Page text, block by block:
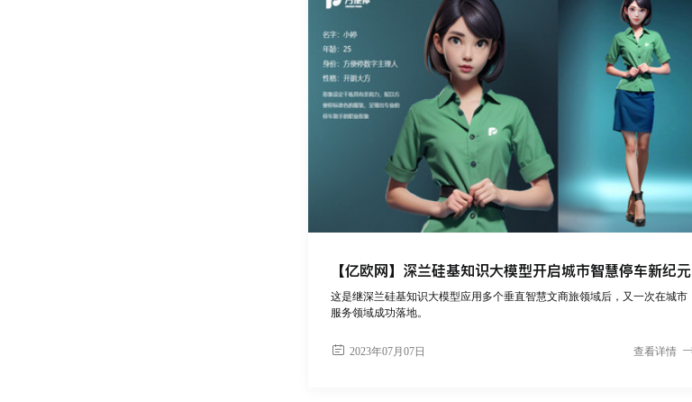
【亿欧网】深兰硅基知识大模型开启城市智慧停车新纪元
这是继深兰硅基知识大模型应用多个垂直智慧文商旅领域后，又一次在城市
服务领域成功落地。
2023年07月07日 查看详情